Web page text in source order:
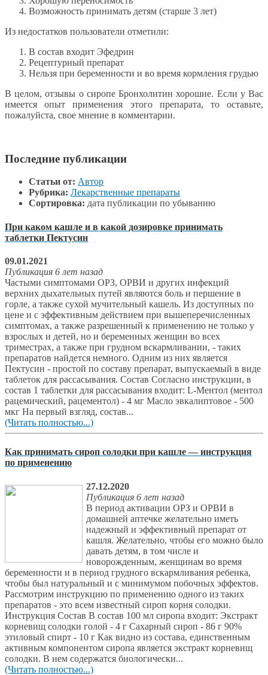
Возможность принимать детям (старше 3 лет)
Из недостатков пользователи отметили:
В состав входит Эфедрин
Рецептурный препарат
Нельзя при беременности и во время кормления грудью
В целом, отзывы о сиропе Бронхолитин хорошие. Если у Вас
имеется опыт применения этого препарата, то оставьте,
пожалуйста, свое мнение в комментарии.
Последние публикации
Статьи от: Автор
Рубрика: Лекарственные препараты
Сортировка: дата публикации по убыванию
При каком кашле и в какой дозировке принимать
таблетки Пектусин
09.01.2021
Публикация 6 лет назад
Частыми симптомами ОРЗ, ОРВИ и других инфекций
верхних дыхательных путей являются боль и першение в
горле, а также сухой мучительный кашель. Из доступных по
цене и с эффективным действием при вышеперечисленных
симптомах, а также разрешенный к применению не только у
взрослых и детей, но и беременных женщин во всех
триместрах, а также при грудном вскармливании, - таких
препаратов найдется немного. Одним из них является
Пектусин - простой по составу препарат, выпускаемый в виде
таблеток для рассасывания. Состав Согласно инструкции, в
состав 1 таблетки для рассасывания входит: L-Ментол (ментол
рацемический, рацементол) - 4 мг Масло эвкалиптовое - 500
мкг На первый взгляд, состав...
(Читать полностью...)
Как принимать сироп солодки при кашле — инструкция
по применению
27.12.2020
Публикация 6 лет назад
В период активации ОРЗ и ОРВИ в
домашней аптечке желательно иметь
надежный и эффективный препарат от
кашля. Желательно, чтобы его можно было
давать детям, в том числе и
новорожденным, женщинам во время
беременности и в период грудного вскармливания ребенка,
чтобы был натуральный и с минимумом побочных эффектов.
Рассмотрим инструкцию по применению одного из таких
препаратов - это всем известный сироп корня солодки.
Инструкция Состав В состав 100 мл сиропа входит: Экстракт
корневищ солодки голой - 4 г Сахарный сироп - 86 г 90%
этиловый спирт - 10 г Как видно из состава, единственным
активным компонентом сиропа является экстракт корневищ
солодки. В нем содержатся биологически...
(Читать полностью...)